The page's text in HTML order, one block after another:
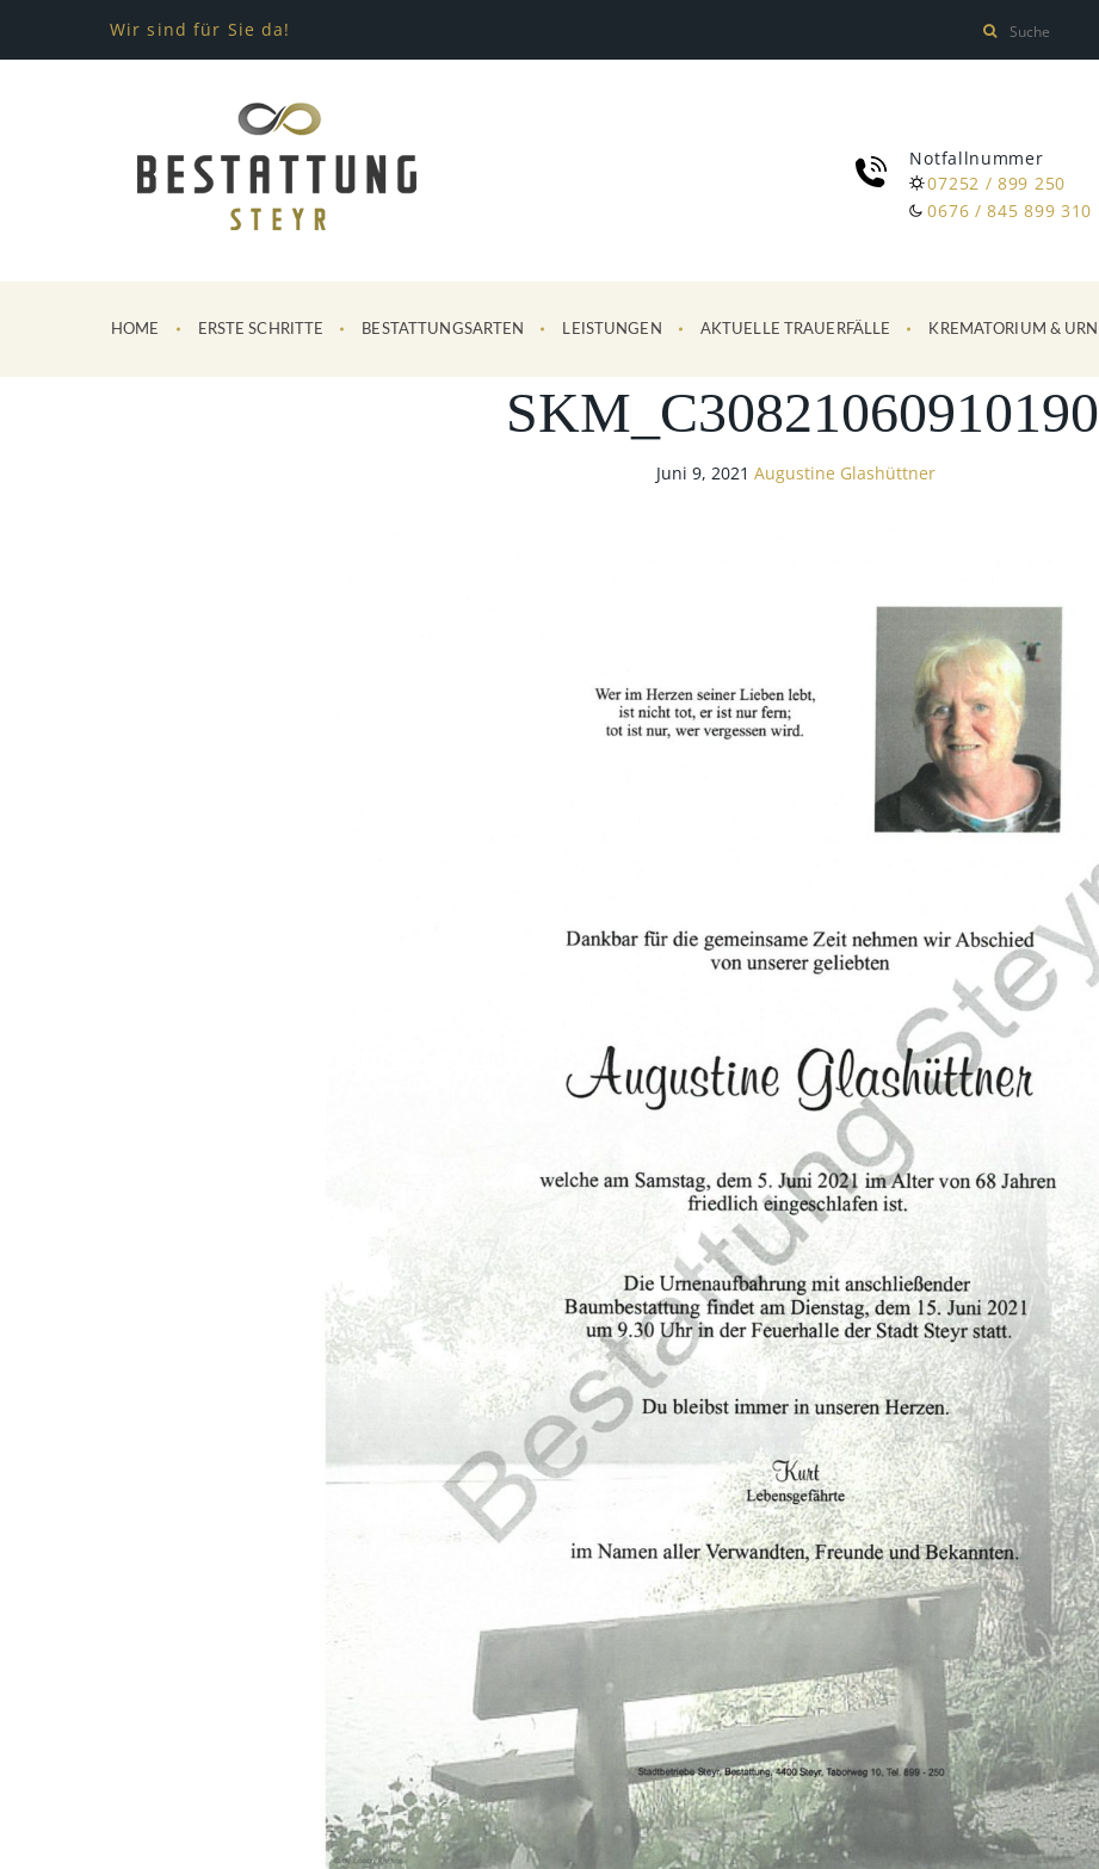
Wir sind für Sie da!
Notfallnummer
07252 / 899 250
0676 / 845 899 310
HOME ERSTE SCHRITTE BESTATTUNGSARTEN LEISTUNGEN AKTUELLE TRAUERFÄLLE KREMATORIUM &
SKM_C30821060910190
Juni 9, 2021 Augustine Glashüttner